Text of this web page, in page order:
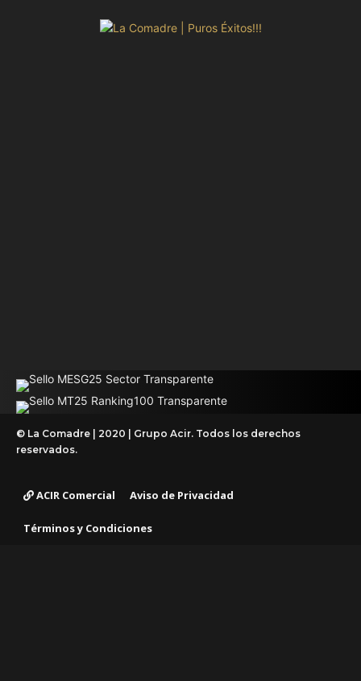
© La Comadre | 2020 | Grupo Acir. Todos los derechos
reservados.
ACIR Comercial Aviso de Privacidad
Términos y Condiciones